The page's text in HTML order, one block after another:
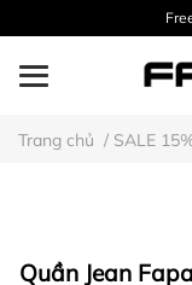
Trang chủ / SALE
Quần Jean